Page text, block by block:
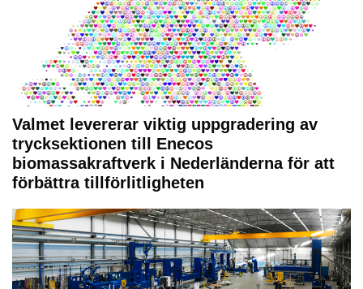
Valmet levererar viktig uppgradering av
trycksektionen till Enecos
biomassakraftverk i Nederländerna för att
förbättra tillförlitligheten